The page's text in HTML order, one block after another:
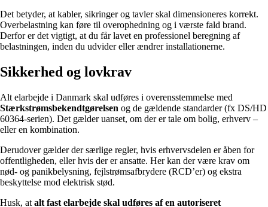
Det betyder, at kabler, sikringer og tavler skal dimensioneres korrekt.
Overbelastning kan føre til overophedning og i værste fald brand.
Derfor er det vigtigt, at du får lavet en professionel beregning af
belastningen, inden du udvider eller ændrer installationerne.
Sikkerhed og lovkrav
Alt elarbejde i Danmark skal udføres i overensstemmelse med
Stærkstrømsbekendtgørelsen og de gældende standarder (fx DS/HD
60364-serien). Det gælder uanset, om der er tale om bolig, erhverv –
eller en kombination.
Derudover gælder der særlige regler, hvis erhvervsdelen er åben for
offentligheden, eller hvis der er ansatte. Her kan der være krav om
nød- og panikbelysning, fejlstrømsafbrydere (RCD’er) og ekstra
beskyttelse mod elektrisk stød.
Husk, at alt fast elarbejde skal udføres af en autoriseret